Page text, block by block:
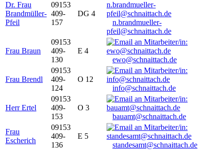
Dr. Frau
Brandmüller-
Pfeil
09153
409-
157
DG 4
n.brandmueller-
pfeil@schnaittach.de
Frau Braun
09153
409-
130
E 4
ewo@schnaittach.de
Frau Brendl
09153
409-
124
O 12
info@schnaittach.de
Herr Ertel
09153
409-
153
O 3
bauamt@schnaittach.de
Frau
Escherich
09153
409-
136
E 5
standesamt@schnaittach.de